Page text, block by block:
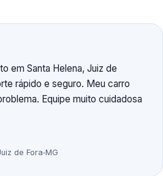
em Santa Helena, Juiz de
rápido e seguro. Meu carro
Equipe muito cuidadosa
de Fora‑MG